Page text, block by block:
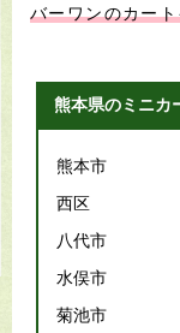
バーワンのカー
熊本県のミニカ
熊本市
西区
八代市
水俣市
菊池市